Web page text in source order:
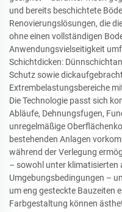
und bereits beschichtete
Renovierungslösungen, die
ohne einen vollständigen
Anwendungsvielseitigkeit
Schichtdicken:
Schutz sowie
Extrembelastungsbereiche
Die Technologie passt sich
Abläufe, Dehnungsfugen,
unregelmäßige
bestehenden Anlagen
während der Verlegung
– sowohl unter klimatisierten
Umgebungsbedingungen –
um eng gesteckte Bauzeiten
Farbgestaltung können